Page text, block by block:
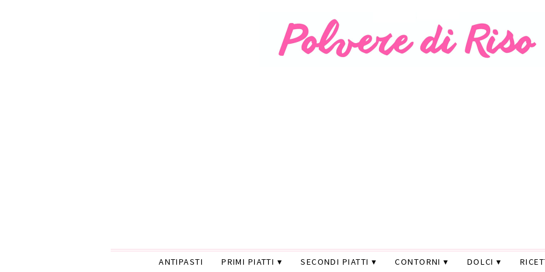
ANTIPASTI PRIMI PIATTI SECONDI PIATTI CONTORNI DOLCI